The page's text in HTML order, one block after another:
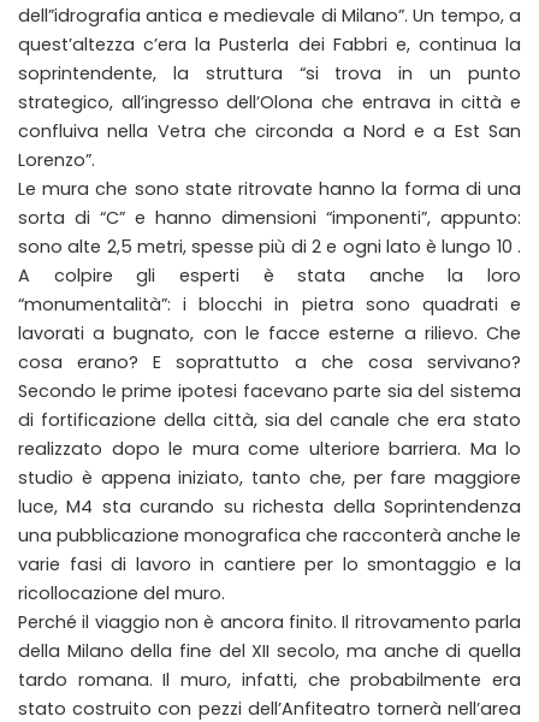
dell”idrografia antica e medievale di Milano”. Un tempo, a
quest’altezza c’era la Pusterla dei Fabbri e, continua la
soprintendente, la struttura “si trova in un punto
strategico, all’ingresso dell’Olona che entrava in città e
confluiva nella Vetra che circonda a Nord e a Est San
Lorenzo”.
Le mura che sono state ritrovate hanno la forma di una
sorta di “C” e hanno dimensioni “imponenti”, appunto:
sono alte 2,5 metri, spesse più di 2 e ogni lato è lungo 10 .
A colpire gli esperti è stata anche la loro
“monumentalità”: i blocchi in pietra sono quadrati e
lavorati a bugnato, con le facce esterne a rilievo. Che
cosa erano? E soprattutto a che cosa servivano?
Secondo le prime ipotesi facevano parte sia del sistema
di fortificazione della città, sia del canale che era stato
realizzato dopo le mura come ulteriore barriera. Ma lo
studio è appena iniziato, tanto che, per fare maggiore
luce, M4 sta curando su richesta della Soprintendenza
una pubblicazione monografica che racconterà anche le
varie fasi di lavoro in cantiere per lo smontaggio e la
ricollocazione del muro.
Perché il viaggio non è ancora finito. Il ritrovamento parla
della Milano della fine del XII secolo, ma anche di quella
tardo romana. Il muro, infatti, che probabilmente era
stato costruito con pezzi dell’Anfiteatro tornerà nell’area